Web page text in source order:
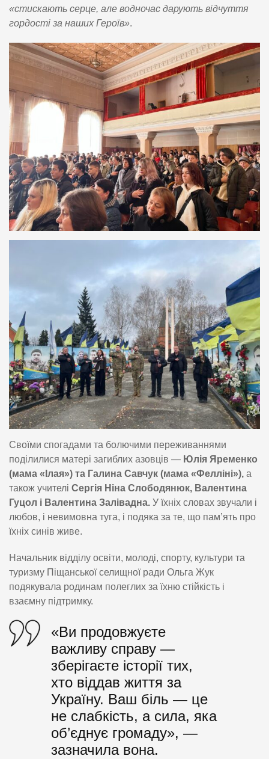
«стискають серце, але водночас дарують відчуття
гордості за наших Героїв».
Своїми спогадами та болючими переживаннями
поділилися матері загиблих азовців — Юлія Яременко
(мама «Ілая») та Галина Савчук (мама «Фелліні»), а
також учителі Сергія Ніна Слободянюк, Валентина
Гуцол і Валентина Залівадна. У їхніх словах звучали і
любов, і невимовна туга, і подяка за те, що пам’ять про
їхніх синів живе.
Начальник відділу освіти, молоді, спорту, культури та
туризму Піщанської селищної ради Ольга Жук
подякувала родинам полеглих за їхню стійкість і
взаємну підтримку.
«Ви продовжуєте
важливу справу —
зберігаєте історії тих,
хто віддав життя за
Україну. Ваш біль — це
не слабкість, а сила, яка
об’єднує громаду», —
зазначила вона.